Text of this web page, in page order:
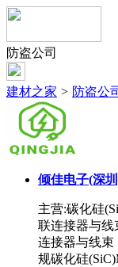
防盗公司
建材之家 > 防盗公
倾佳电子(深
主营:碳化硅
联连接器与线
连接器与线
规碳化硅